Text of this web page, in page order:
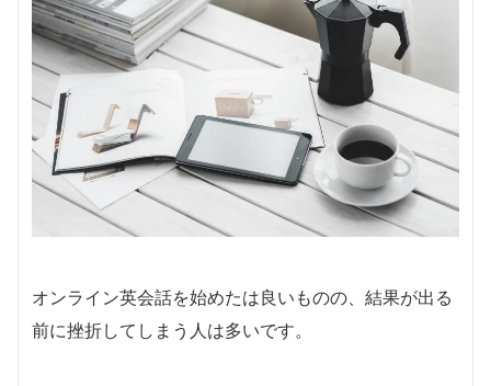
オンライン英会話を始めたは良いものの、結果が出る
前に挫折してしまう人は多いです。